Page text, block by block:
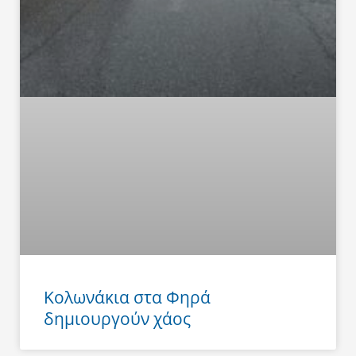
Κολωνάκια στα Φηρά
δημιουργούν χάος